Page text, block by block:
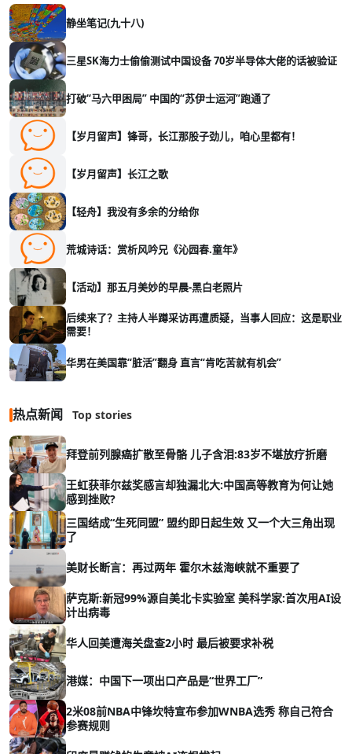
静坐笔记(九十八)
三星SK海力士偷偷测试中国设备 70岁半导体大佬的话被验证
打破“马六甲困局” 中国的“苏伊士运河”跑通了
【岁月留声】锋哥，长江那股子劲儿，咱心里都有！
【岁月留声】长江之歌
【轻舟】我没有多余的分给你
荒城诗话：赏析风吟兄《沁园春.童年》
【活动】那五月美妙的早晨-黑白老照片
后续来了？主持人半蹲采访再遭质疑，当事人回应：这是职业
需要！
华男在美国靠“脏活”翻身 直言“肯吃苦就有机会”
热点新闻 Top stories
拜登前列腺癌扩散至骨骼 儿子含泪:83岁不堪放疗折磨
王虹获菲尔兹奖感言却独漏北大:中国高等教育为何让她
感到挫败?
三国结成“生死同盟” 盟约即日起生效 又一个大三角出现
了
美财长断言：再过两年 霍尔木兹海峡就不重要了
萨克斯:新冠99%源自美北卡实验室 美科学家:首次用AI设
计出病毒
华人回美遭海关盘查2小时 最后被要求补税
港媒：中国下一项出口产品是“世界工厂”
2米08前NBA中锋坎特宣布参加WNBA选秀 称自己符合
参赛规则